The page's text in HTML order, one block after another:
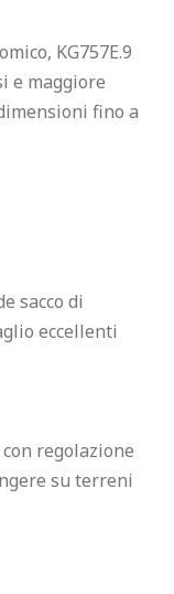
KG757E.9
e maggiore
fino a
sacco di
eccellenti
regolazione
su terreni